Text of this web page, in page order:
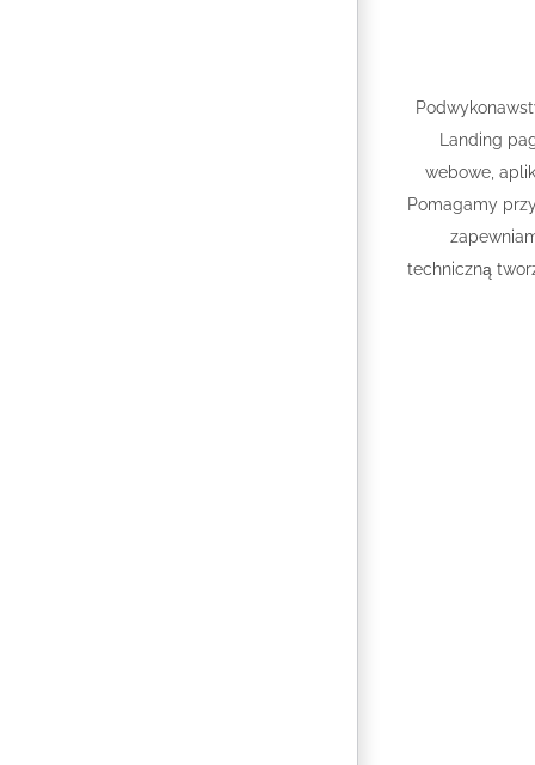
Landing
webowe,
Pomagamy
techniczną